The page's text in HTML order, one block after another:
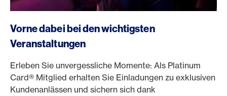
Vorne dabei bei den wichtigsten
Veranstaltungen
Erleben Sie unvergessliche Momente: Als Platinum
Card® Mitglied erhalten Sie Einladungen zu exklusiven
Kundenanlässen und sichern sich dank